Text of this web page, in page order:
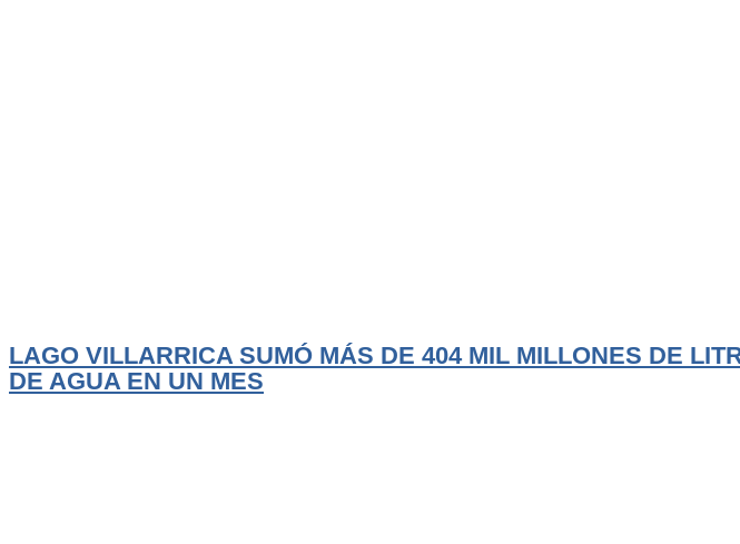
LAGO VILLARRICA SUMÓ MÁS DE 404 MIL MILLONES DE
DE AGUA EN UN MES